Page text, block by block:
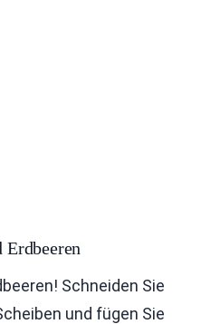
Schneiden Sie
und fügen Sie